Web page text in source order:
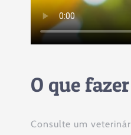
O que
Consulte um